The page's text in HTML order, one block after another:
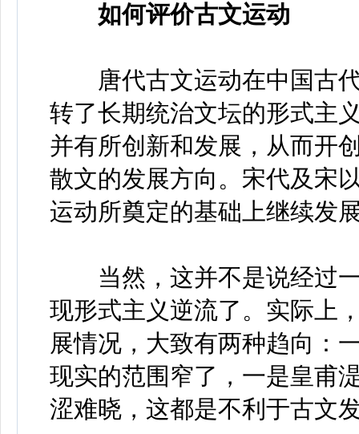
如何评价古文运动
唐代古文运动在中国古代
转了长期统治文坛的形式主
并有所创新和发展，从而开
散文的发展方向。宋代及宋
运动所奠定的基础上继续发
当然，这并不是说经过一
现形式主义逆流了。实际上
展情况，大致有两种趋向：
现实的范围窄了，一是皇甫
涩难晓，这都是不利于古文